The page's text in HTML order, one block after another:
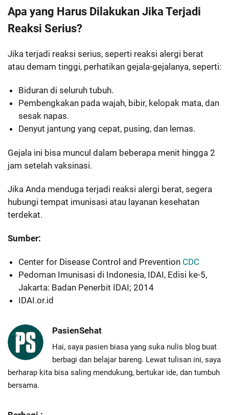
Apa yang Harus Dilakukan Jika Terjadi
Reaksi Serius?
Jika terjadi reaksi serius, seperti reaksi alergi berat
atau demam tinggi, perhatikan gejala-gejalanya, seperti:
Biduran di seluruh tubuh.
Pembengkakan pada wajah, bibir, kelopak mata, dan
sesak napas.
Denyut jantung yang cepat, pusing, dan lemas.
Gejala ini bisa muncul dalam beberapa menit hingga 2
jam setelah vaksinasi.
Jika Anda menduga terjadi reaksi alergi berat, segera
hubungi tempat imunisasi atau layanan kesehatan
terdekat.
Sumber:
Center for Disease Control and Prevention CDC
Pedoman Imunisasi di Indonesia, IDAI, Edisi ke-5,
Jakarta: Badan Penerbit IDAI; 2014
IDAI.or.id
PasienSehat
Hai, saya pasien biasa yang suka nulis blog buat
berbagi dan belajar bareng. Lewat tulisan ini, saya
berharap kita bisa saling mendukung, bertukar ide, dan tumbuh
bersama.